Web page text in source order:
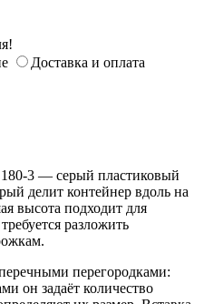
Доставка и оплата
3 — серый пластиковый
делит контейнер вдоль на
высота подходит для
разложить
перегородками:
он задаёт количество